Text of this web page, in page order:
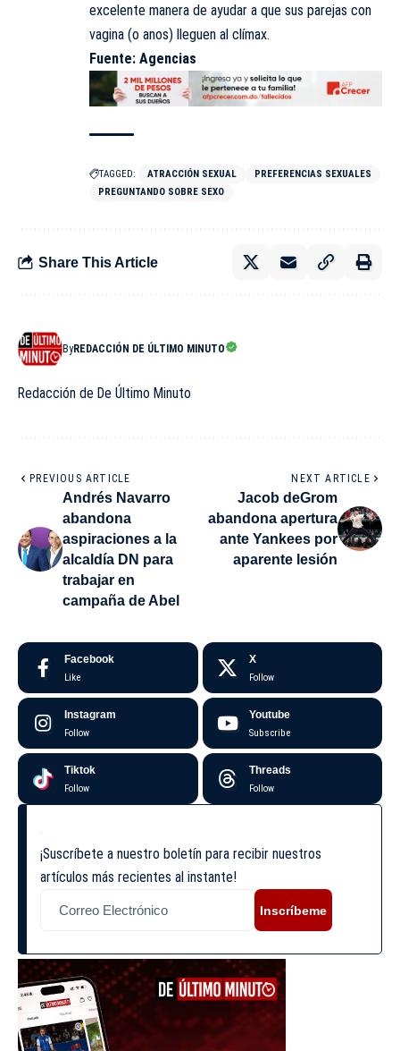
excelente manera de ayudar a que sus parejas con
vagina (o anos) lleguen al clímax.
Fuente: Agencias
TAGGED: ATRACCIÓN SEXUAL
PREFERENCIAS SEXUALES
PREGUNTANDO SOBRE SEXO
Share This Article
ByREDACCIÓN DE ÚLTIMO MINUTO
Redacción de De Último Minuto
PREVIOUS ARTICLE
Andrés Navarro
abandona
aspiraciones a la
alcaldía DN para
trabajar en
campaña de Abel
NEXT ARTICLE
Jacob deGrom
abandona apertura
ante Yankees por
aparente lesión
Facebook
Like
X
Follow
Instagram
Follow
Youtube
Subscribe
Tiktok
Follow
Threads
Follow
¡Suscríbete a nuestro boletín para recibir nuestros
artículos más recientes al instante!
Inscríbeme